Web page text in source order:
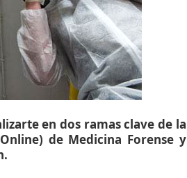
en dos ramas clave de la
de Medicina Forense y